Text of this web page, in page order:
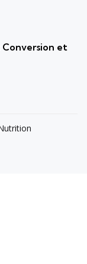
Conversion et